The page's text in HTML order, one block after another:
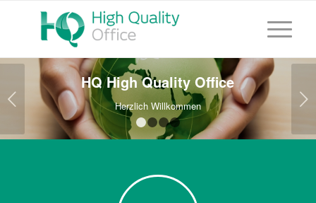
HQ High Quality Office
Herzlich Willkommen Weiter
1 2 3 4